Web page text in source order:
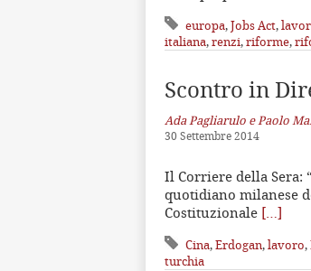
europa,Jobs Act,
italiana,renzi,riforme,
Scontro in
Ada Pagliarulo e Paolo
30 Settembre 2014
Il Corriere della Sera:
quotidiano milanese
Costituzionale […]
Cina,Erdogan,lavoro,
turchia